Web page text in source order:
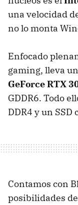
una velocidad
no lo monta
Enfocado
gaming, lleva
GeForce RTX
GDDR6. Todo
DDR4 y un SSD
Contamos con
posibilidades